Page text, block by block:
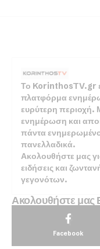
Το KorinthosTV.gr
πλατφόρμα
ευρύτερη περιοχή.
ενημέρωση και
πάντα
πανελλαδικά.
Ακολουθήστε μας
ειδήσεις και
γεγονότων.
Ακολουθήστε
Facebook